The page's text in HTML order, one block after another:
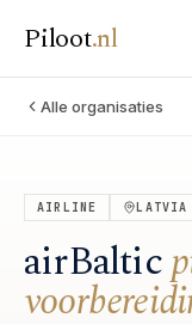
Piloot.nl
Alle organisaties
AIRLINE LATVIA
airBaltic